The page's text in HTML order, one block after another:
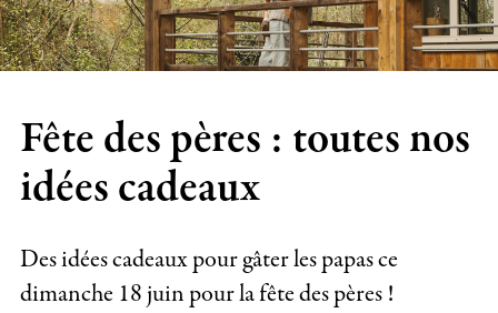
Fête des pères : toutes nos
idées cadeaux
Des idées cadeaux pour gâter les papas ce
dimanche 18 juin pour la fête des pères !